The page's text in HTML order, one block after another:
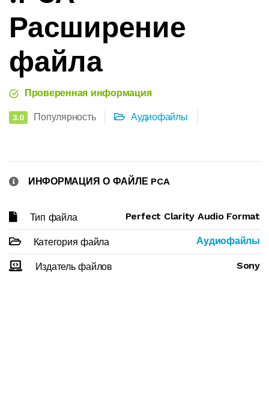
Расширение
файла
Проверенная информация
3.0 Популярность Аудиофайлы
ИНФОРМАЦИЯ О ФАЙЛЕ PCA
Тип файла Perfect Clarity Audio Format
Категория файла Аудиофайлы
Издатель файлов Sony